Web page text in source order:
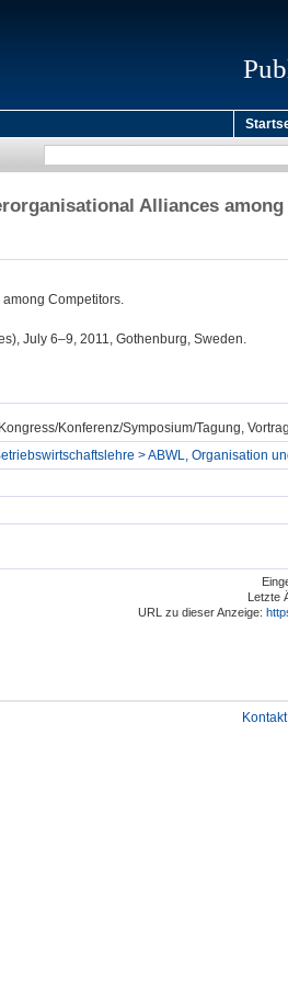
Alliances
Competitors.
July 6–9, 2011, Gothenburg, Sweden.
Konferenz/Symposium/Tagung, Vortrag
> ABWL, Organisation
Letzte
URL zu dieser Anzeige:
Kontakt|